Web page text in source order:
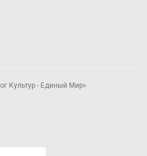
Культур - Единый Мир»